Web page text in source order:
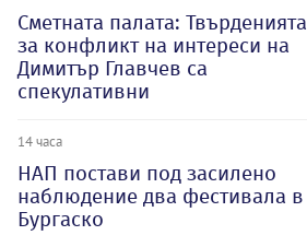
Сметната палата: Твърденията
за конфликт на интереси на
Димитър Главчев са
спекулативни
14 часа
НАП постави под засилено
наблюдение два фестивала в
Бургаско